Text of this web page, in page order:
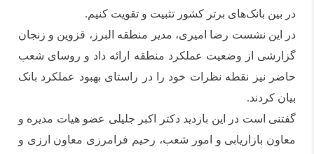
در بین بانک‌های برتر کشور تثبیت و تقویت کنیم.
در این نشست رضا امیری، مدیر منطقه البرز، قزوین و زنجان
گزارشی از وضعیت عملکرد منطقه ارائه داد و روسای شعب
حاضر نیز نقطه نظرات خود را در راستای بهبود عملکرد بانک
بیان کردند.
گفتنی است در این بازدید دکتر اکبر جلیلی عضو هیات مدیره و
معاون بازاریابی و امور شعب، رحیم فرامرزی معاون ارزی و